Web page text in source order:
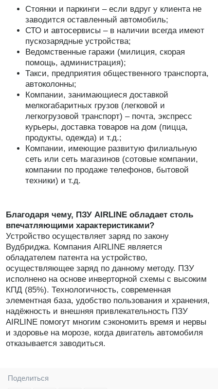
Стоянки и паркинги – если вдруг у клиента не
заводится оставленный автомобиль;
СТО и автосервисы – в наличии всегда имеют
пускозарядные устройства;
Ведомственные гаражи (милиция, скорая
помощь, администрация);
Такси, предприятия общественного транспорта,
автоколонны;
Компании, занимающиеся доставкой
мелкогабаритных грузов (легковой и
легкогрузовой транспорт) – почта, экспресс
курьеры, доставка товаров на дом (пицца,
продукты, одежда) и т.д.;
Компании, имеющие развитую филиальную
сеть или сеть магазинов (сотовые компании,
компании по продаже телефонов, бытовой
техники) и т.д.
Благодаря чему, ПЗУ AIRLINE обладает столь
впечатляющими характеристиками?
Устройство осуществляет заряд по закону
Вудбриджа. Компания AIRLINE является
обладателем патента на устройство,
осуществляющее заряд по данному методу. ПЗУ
исполнено на основе инверторной схемы с высоким
КПД (85%). Технологичность, современная
элементная база, удобство пользования и хранения,
надёжность и внешняя привлекательность ПЗУ
AIRLINE помогут многим сэкономить время и нервы
и здоровье на морозе, когда двигатель автомобиля
отказывается заводиться.
Поделиться